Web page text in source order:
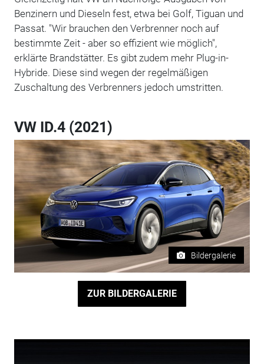
Benzinern und Dieseln fest, etwa bei Golf, Tiguan und
Passat. "Wir brauchen den Verbrenner noch auf
bestimmte Zeit - aber so effizient wie möglich",
erklärte Brandstätter. Es gibt zudem mehr Plug-in-
Hybride. Diese sind wegen der regelmäßigen
Zuschaltung des Verbrenners jedoch umstritten.
VW ID.4 (2021)
Bildergalerie
ZUR BILDERGALERIE